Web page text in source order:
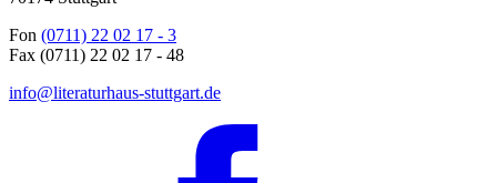
Fon (0711) 22 02 17 - 3
Fax (0711) 22 02 17 - 48
info@literaturhaus-stuttgart.de